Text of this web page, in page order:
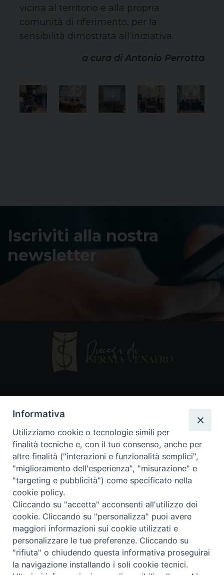
vicina al territorio e alla propria
comunità di riferimento, per la
sensibilità dimostrata all’iniziativa.
a cura di Antonio Perrotta
Iscriviti alla nostra
newsletter
86170 Isernia
086550849
segreteria@diocesiiserniavenafro.it
I nostri social
Copyright © 2018 - Diocesi di Isernia-Venafro (C.F.
90008750946). Riproduzione solo con permesso.
Tutti i diritti sono riservati
Informativa
Utilizziamo cookie o tecnologie simili per
finalità tecniche e, con il tuo consenso, anche per
altre finalità ("interazioni e funzionalità semplici",
"miglioramento dell'esperienza", "misurazione" e
"targeting e pubblicità") come specificato nella
cookie policy.
Cliccando su "accetta" acconsenti all'utilizzo dei
cookie. Cliccando su "personalizza" puoi avere
maggiori informazioni sui cookie utilizzati e
personalizzare le tue preferenze. Cliccando su
"rifiuta" o chiudendo questa informativa proseguirai
la navigazione installando i soli cookie tecnici.